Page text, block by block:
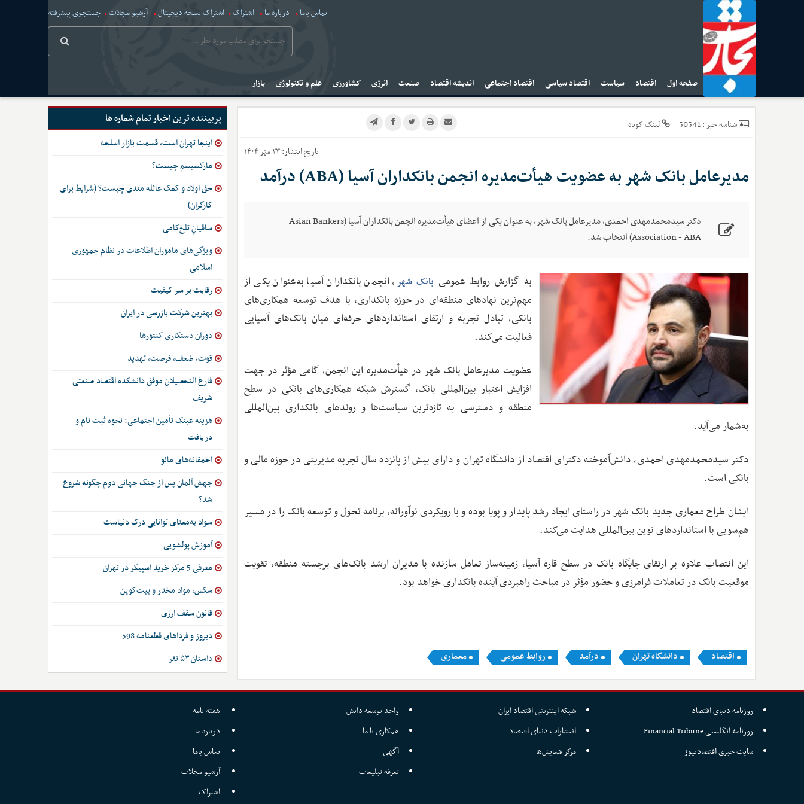
تماس باما درباره ما اشتراک اشتراک نسخه دیجیتال آرشیو مجلات جستجوی پیشرفته
صفحه اول اقتصاد سیاست اقتصاد سیاسی اقتصاد اجتماعی اندیشه اقتصاد صنعت انرژی کشاورزی علم و تکنولوژی بازار
شناسه خبر :50541
لینک کوتاه
تاریخ انتشار:۲۳ مهر ۱۴۰۴
مدیرعامل بانک شهر به عضویت هیأت‌مدیره انجمن بانکداران آسیا (ABA) درآمد
دکتر سیدمحمدمهدی احمدی، مدیرعامل بانک شهر، به عنوان یکی از اعضای هیأت‌مدیره انجمن بانکداران آسیا (Asian Bankers
Association - ABA) انتخاب شد.
به گزارش روابط عمومی بانک شهر، انجمن بانکداران آسیا به‌عنوان یکی از
مهم‌ترین نهادهای منطقه‌ای در حوزه بانکداری، با هدف توسعه همکاری‌های
بانکی، تبادل تجربه و ارتقای استانداردهای حرفه‌ای میان بانک‌های آسیایی
فعالیت می‌کند.
عضویت مدیرعامل بانک شهر در هیأت‌مدیره این انجمن، گامی مؤثر در جهت
افزایش اعتبار بین‌المللی بانک، گسترش شبکه همکاری‌های بانکی در سطح
منطقه و دسترسی به تازه‌ترین سیاست‌ها و روندهای بانکداری بین‌المللی
به‌شمار می‌آید.
دکتر سیدمحمدمهدی احمدی، دانش‌آموخته دکترای اقتصاد از دانشگاه تهران و دارای بیش از پانزده سال تجربه مدیریتی در حوزه مالی و
بانکی است.
ایشان طراح معماری جدید بانک شهر در راستای ایجاد رشد پایدار و پویا بوده و با رویکردی نوآورانه، برنامه تحول و توسعه بانک را در مسیر
هم‌سویی با استانداردهای نوین بین‌المللی هدایت می‌کند.
این انتصاب علاوه بر ارتقای جایگاه بانک در سطح قاره آسیا، زمینه‌ساز تعامل سازنده با مدیران ارشد بانک‌های برجسته منطقه، تقویت
موقعیت بانک در تعاملات فرامرزی و حضور مؤثر در مباحث راهبردی آینده بانکداری خواهد بود.
اقتصاد دانشگاه تهران درآمد روابط عمومی معماری
پربیننده ترین اخبار تمام شماره ها
اینجا تهران است، قسمت بازار اسلحه
مارکسیسم چیست؟
حق اولاد و کمک عائله مندی چیست؟ (شرایط برای
کارگران)
ساقیانِ تلخ‌کامی
ویژگی‌های ماموران اطلاعات در نظام جمهوری
اسلامی
رقابت بر سر کیفیت
بهترین شرکت بازرسی در ایران
دوران دستکاری کنتورها
قوت، ضعف، فرصت، تهدید
فارغ التحصیلان موفق دانشکده اقتصاد صنعتی
شریف
هزینه عینک تأمین اجتماعی: نحوه ثبت نام و
دریافت
احمقانه‌های مائو
جهش آلمان پس از جنگ جهانی دوم چگونه شروع
شد؟
سواد به‌معنای توانایی درک دنیاست
آموزش پولشویی
معرفی 5 مرکز خرید اسپیکر در تهران
سکس، مواد مخدر و بیت‌کوین
قانون سقف ارزی
دیروز و فرداهای قطعنامه 598
داستان ۵۳ نفر
روزنامه دنیای اقتصاد
روزنامه انگلیسی Financial Tribune
سایت خبری اقتصادنیوز
شبکه اینترنتی اقتصاد ایران
انتشارات دنیای اقتصاد
مرکز همایش‌ها
واحد توسعه دانش
همکاری با ما
آگهی
تعرفه تبلیغات
هفته نامه
درباره ما
تماس باما
آرشیو مجلات
اشتراک